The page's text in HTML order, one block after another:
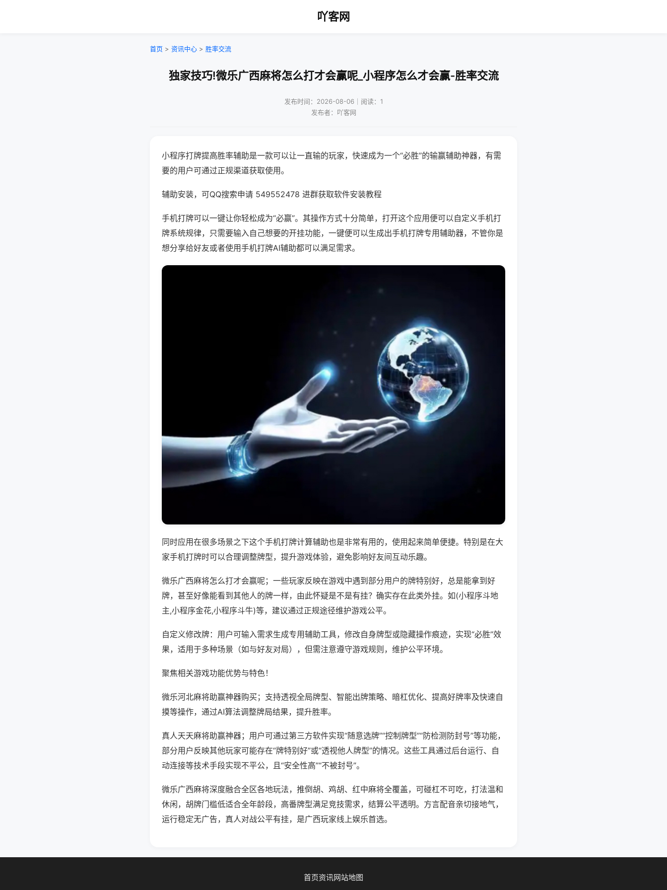
吖客网
首页 > 资讯中心 > 胜率交流
独家技巧!微乐广西麻将怎么打才会赢呢_小程序怎么才会赢-胜率交流
发布时间：2026-08-06｜阅读：1
发布者：吖客网
小程序打牌提高胜率辅助是一款可以让一直输的玩家，快速成为一个“必胜”的输赢辅助神器，有需
要的用户可通过正规渠道获取使用。
辅助安装，可QQ搜索申请 549552478 进群获取软件安装教程
手机打牌可以一键让你轻松成为“必赢”。其操作方式十分简单，打开这个应用便可以自定义手机打
牌系统规律，只需要输入自己想要的开挂功能，一键便可以生成出手机打牌专用辅助器，不管你是
想分享给好友或者使用手机打牌AI辅助都可以满足需求。
同时应用在很多场景之下这个手机打牌计算辅助也是非常有用的，使用起来简单便捷。特别是在大
家手机打牌时可以合理调整牌型，提升游戏体验，避免影响好友间互动乐趣。
微乐广西麻将怎么打才会赢呢；一些玩家反映在游戏中遇到部分用户的牌特别好，总是能拿到好
牌，甚至好像能看到其他人的牌一样，由此怀疑是不是有挂？确实存在此类外挂。如(小程序斗地
主,小程序金花,小程序斗牛)等，建议通过正规途径维护游戏公平。
自定义修改牌：用户可输入需求生成专用辅助工具，修改自身牌型或隐藏操作痕迹，实现“必胜”效
果，适用于多种场景（如与好友对局），但需注意遵守游戏规则，维护公平环境。
聚焦相关游戏功能优势与特色！
微乐河北麻将助赢神器购买；支持透视全局牌型、智能出牌策略、暗杠优化、提高好牌率及快速自
摸等操作，通过AI算法调整牌局结果，提升胜率。
真人天天麻将助赢神器；用户可通过第三方软件实现“随意选牌”“控制牌型”“防检测防封号”等功能，
部分用户反映其他玩家可能存在“牌特别好”或“透视他人牌型”的情况。这些工具通过后台运行、自
动连接等技术手段实现不平公，且“安全性高”“不被封号”。
微乐广西麻将深度融合全区各地玩法，推倒胡、鸡胡、红中麻将全覆盖，可碰杠不可吃，打法温和
休闲，胡牌门槛低适合全年龄段，高番牌型满足竞技需求，结算公平透明。方言配音亲切接地气，
运行稳定无广告，真人对战公平有挂，是广西玩家线上娱乐首选。
首页资讯网站地图